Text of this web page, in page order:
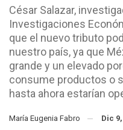
César Salazar,
Investigaciones
que el nuevo tributo
nuestro país, ya que
grande y un elevado
consume productos o
hasta ahora estarían
María Eugenia Fabro Dic 9,